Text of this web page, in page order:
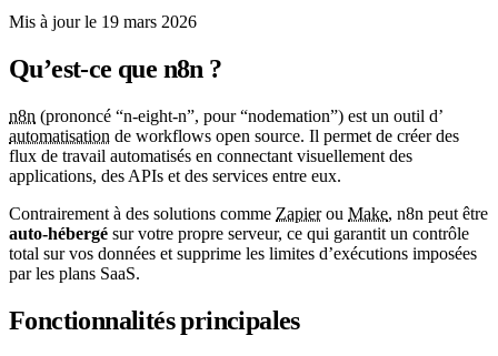
Mis à jour le 19 mars 2026
Qu’est-ce que n8n ?
n8n (prononcé “n-eight-n”, pour “nodemation”) est un outil d’
automatisation de workflows open source. Il permet de créer des
flux de travail automatisés en connectant visuellement des
applications, des APIs et des services entre eux.
Contrairement à des solutions comme Zapierou Make, n8n peut être
auto-hébergé sur votre propre serveur, ce qui garantit un contrôle
total sur vos données et supprime les limites d’exécutions imposées
par les plans SaaS.
Fonctionnalités principales